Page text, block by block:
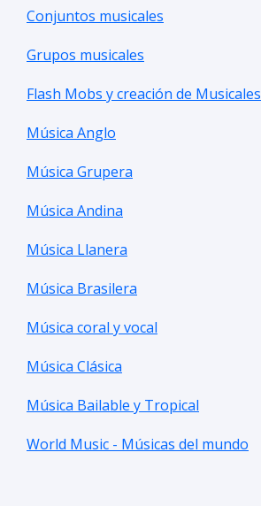
Conjuntos musicales
Grupos musicales
Flash Mobs y creación de Musicales
Música Anglo
Música Grupera
Música Andina
Música Llanera
Música Brasilera
Música coral y vocal
Música Clásica
Música Bailable y Tropical
World Music - Músicas del mundo